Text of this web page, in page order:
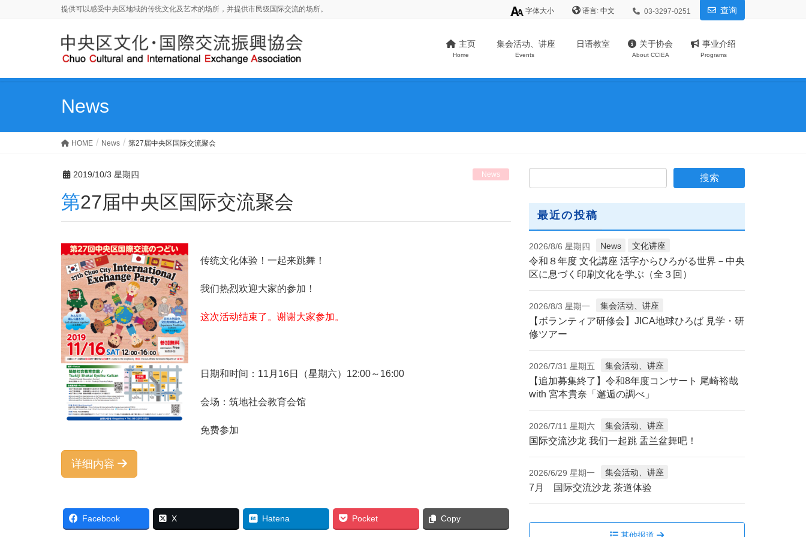
提供可以感受中央区地域的传统文化及艺术的场所，并提供市民级国际交流的场所。 字体大小 语言: 03-3297-0251 查询
主页
Home
集会活动、讲座
Events
日语教室 关于协会
About CCIEA
事业介绍
Programs
News
HOME News 第27届中央区国际交流聚会
2019/10/3 星期四 News
第27届中央区国际交流聚会
传统文化体验！一起来跳舞！
我们热烈欢迎大家的参加！
这次活动结束了。谢谢大家参加。
日期和时间：11月16日（星期六）12:00～16:00
会场：筑地社会教育会馆
免费参加
详细内容
Facebook X Hatena Pocket Copy
最近の投稿
2026/8/6 星期四 News 文化讲座
令和８年度 文化講座 活字からひろがる世界－中央
区に息づく印刷文化を学ぶ（全３回）
2026/8/3 星期一 集会活动、讲座
【ボランティア研修会】JICA地球ひろば 見学・研
修ツアー
2026/7/31 星期五 集会活动、讲座
【追加募集終了】令和8年度コンサート 尾崎裕哉
with 宮本貴奈「邂逅の調べ」
2026/7/11 星期六 集会活动、讲座
国际交流沙龙 我们一起跳 盂兰盆舞吧！
2026/6/29 星期一 集会活动、讲座
7月 国际交流沙龙 茶道体验
其他报道